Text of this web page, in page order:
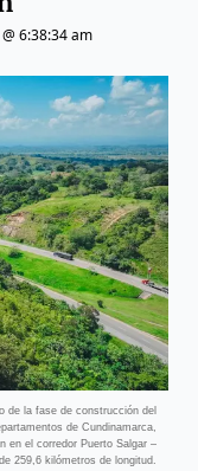
6:38:34 am
de la fase de construcción del
de Cundinamarca,
en el corredor Puerto Salgar –
259,6 kilómetros de longitud.